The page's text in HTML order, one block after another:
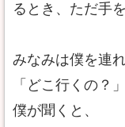
るとき、ただ手
みなみは僕を連
「どこ行くの？」
僕が聞くと、